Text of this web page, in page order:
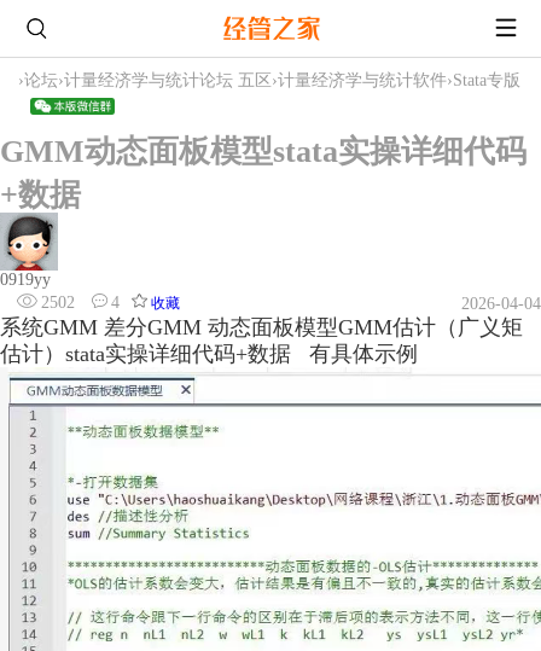
›论坛›计量经济学与统计论坛 五区 ›计量经济学与统计软件›Stata专版
GMM动态面板模型stata实操详细代码
+数据
0919yy
2502
4 收藏 2026-04-04
系统GMM 差分GMM 动态面板模型GMM估计（广义矩
估计）stata实操详细代码+数据 有具体示例